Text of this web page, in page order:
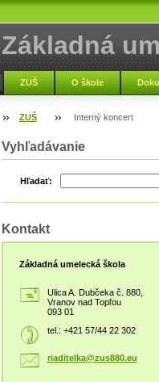
Základná
Vranov nad
ZUŠ O škole
ZUŠ Interný koncert
Vyhľadávanie
Hľadať:
Kontakt
Základná umelecká škola
Ulica A. Dubčeka č. 880,
Vranov nad Topľou
093 01
tel.: +421 57/44 22 302
riaditelka@zus880.eu